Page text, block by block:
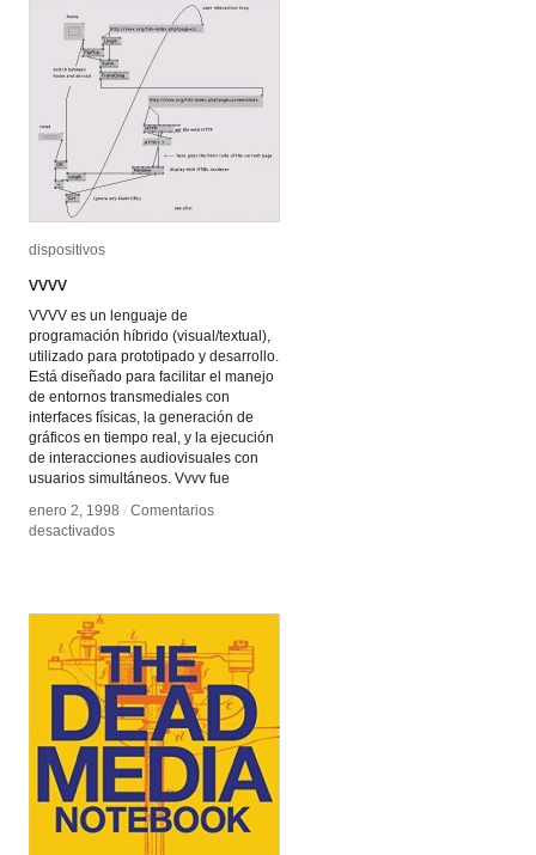
dispositivos
vvvv
VVVV es un lenguaje de
programación híbrido (visual/textual),
utilizado para prototipado y desarrollo.
Está diseñado para facilitar el manejo
de entornos transmediales con
interfaces físicas, la generación de
gráficos en tiempo real, y la ejecución
de interacciones audiovisuales con
usuarios simultáneos. Vvvv fue
enero 2, 1998 / Comentarios
desactivadosen
dispositivos
vvvv
enero 2, 1998 / Comentarios
desactivadosen